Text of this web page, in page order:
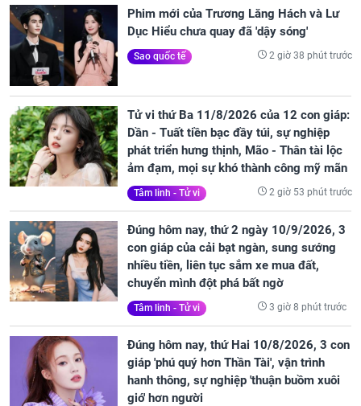
Phim mới của Trương Lăng Hách và Lư
Dục Hiểu chưa quay đã 'dậy sóng'
Sao quốc tế 2 giờ 38 phút trước
Tử vi thứ Ba 11/8/2026 của 12 con giáp:
Dần - Tuất tiền bạc đầy túi, sự nghiệp
phát triển hưng thịnh, Mão - Thân tài lộc
ảm đạm, mọi sự khó thành công mỹ mãn
Tâm linh - Tử vi 2 giờ 53 phút trước
Đúng hôm nay, thứ 2 ngày 10/9/2026, 3
con giáp của cải bạt ngàn, sung sướng
nhiều tiền, liên tục sắm xe mua đất,
chuyển mình đột phá bất ngờ
Tâm linh - Tử vi 3 giờ 8 phút trước
Đúng hôm nay, thứ Hai 10/8/2026, 3 con
giáp 'phú quý hơn Thần Tài', vận trình
hanh thông, sự nghiệp 'thuận buồm xuôi
gió' hơn người